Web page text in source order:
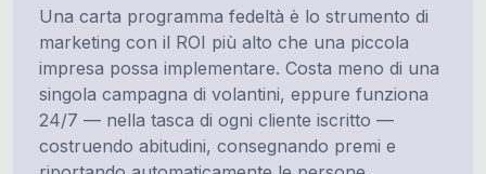
Una carta programma fedeltà è lo strumento di
marketing con il ROI più alto che una piccola
impresa possa implementare. Costa meno di una
singola campagna di volantini, eppure funziona
24/7 — nella tasca di ogni cliente iscritto —
costruendo abitudini, consegnando premi e